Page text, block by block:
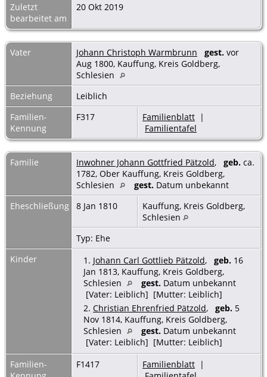
Zuletzt
bearbeitet am
20 Okt 2019
Vater Johann Christoph Warmbrunn gest. vor
Aug 1800, Kauffung, Kreis Goldberg,
Schlesien
Beziehung
Leiblich
Familien-
Kennung
F317 Familienblatt |
Familientafel
Familie Inwohner Johann Gottfried Pätzold, geb. ca.
1782, Ober Kauffung, Kreis Goldberg,
Schlesien
gest. Datum unbekannt
Eheschließung
8 Jan 1810
Kauffung, Kreis Goldberg,
Schlesien
Typ: Ehe
Kinder
1. Johann Carl Gottlieb Pätzold, geb. 16
Jan 1813, Kauffung, Kreis Goldberg,
Schlesien
gest. Datum unbekannt
[Vater: Leiblich] [Mutter: Leiblich]
2. Christian Ehrenfried Pätzold, geb. 5
Nov 1814, Kauffung, Kreis Goldberg,
Schlesien
gest. Datum unbekannt
[Vater: Leiblich] [Mutter: Leiblich]
Familien-
F1417 Familienblatt |